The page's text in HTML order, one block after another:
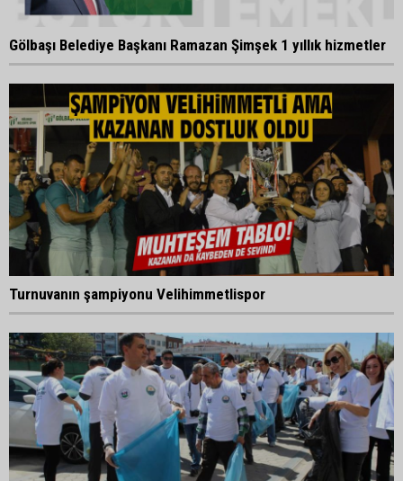
Gölbaşı Belediye Başkanı Ramazan Şimşek 1 yıllık hizmetler
Turnuvanın şampiyonu Velihimmetlispor